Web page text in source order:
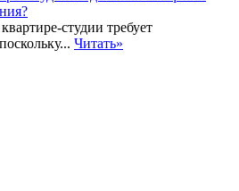
студии требует
Читать»